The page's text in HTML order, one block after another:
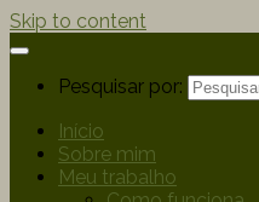
Skip to content
Pesquisar por:
Início
Sobre mim
Meu trabalho